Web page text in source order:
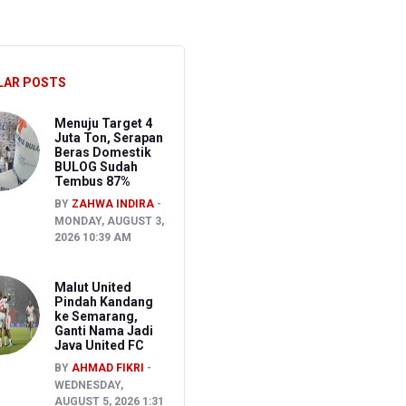
Ancaman El Nino
Pemeriksaan
POSTS
Menuju Target 4
Juta Ton, Serapan
Beras Domestik
BULOG Sudah
Tembus 87%
BY ZAHWA INDIRA
MONDAY, AUGUST 3,
2026 10:39 AM
Malut United
Pindah Kandang
ke Semarang,
Ganti Nama Jadi
Java United FC
BY AHMAD FIKRI
WEDNESDAY,
AUGUST 5, 2026 1:31